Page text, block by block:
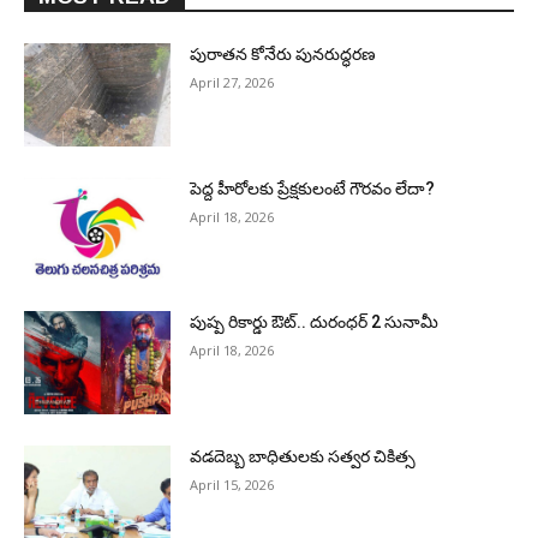
పురాత‌న కోనేరు పున‌రుద్ధ‌ర‌ణ
April 27, 2026
పెద్ద హీరోల‌కు ప్రేక్ష‌కులంటే గౌర‌వం లేదా?
April 18, 2026
పుష్ప రికార్డు ఔట్‌.. దురంధ‌ర్ 2 సునామీ
April 18, 2026
వడదెబ్బ బాధితులకు సత్వర చికిత్స
April 15, 2026